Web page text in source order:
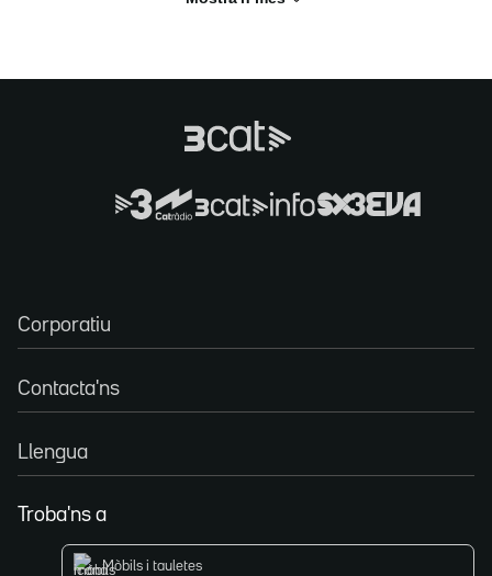
Corporatiu
Contacta'ns
Llengua
Troba'ns a
Mòbils i tauletes